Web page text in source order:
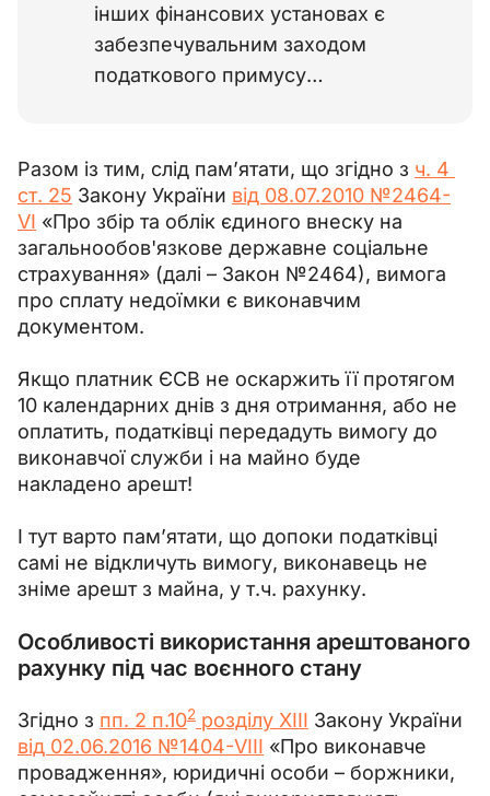
інших фінансових установах є
забезпечувальним заходом
податкового примусу…
Разом із тим, слід пам’ятати, що згідно з ч. 4
ст. 25 Закону України від 08.07.2010 №2464-
VI «Про збір та облік єдиного внеску на
загальнообов'язкове державне соціальне
страхування» (далі – Закон №2464), вимога
про сплату недоїмки є виконавчим
документом.
Якщо платник ЄСВ не оскаржить її протягом
10 календарних днів з дня отримання, або не
оплатить, податківці передадуть вимогу до
виконавчої служби і на майно буде
накладено арешт!
І тут варто пам’ятати, що допоки податківці
самі не відкличуть вимогу, виконавець не
зніме арешт з майна, у т.ч. рахунку.
Особливості використання арештованого
рахунку під час воєнного стану
Згідно з пп. 2 п.102 розділу ХІІІ Закону України
від 02.06.2016 №1404-VIII «Про виконавче
провадження», юридичні особи – боржники,